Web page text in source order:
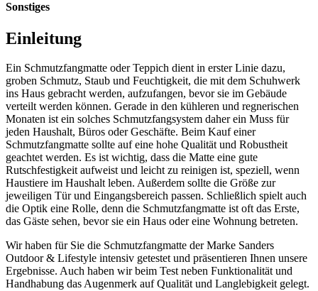
Sonstiges
Einleitung
Ein Schmutzfangmatte oder Teppich dient in erster Linie dazu,
groben Schmutz, Staub und Feuchtigkeit, die mit dem Schuhwerk
ins Haus gebracht werden, aufzufangen, bevor sie im Gebäude
verteilt werden können. Gerade in den kühleren und regnerischen
Monaten ist ein solches Schmutzfangsystem daher ein Muss für
jeden Haushalt, Büros oder Geschäfte. Beim Kauf einer
Schmutzfangmatte sollte auf eine hohe Qualität und Robustheit
geachtet werden. Es ist wichtig, dass die Matte eine gute
Rutschfestigkeit aufweist und leicht zu reinigen ist, speziell, wenn
Haustiere im Haushalt leben. Außerdem sollte die Größe zur
jeweiligen Tür und Eingangsbereich passen. Schließlich spielt auch
die Optik eine Rolle, denn die Schmutzfangmatte ist oft das Erste,
das Gäste sehen, bevor sie ein Haus oder eine Wohnung betreten.
Wir haben für Sie die Schmutzfangmatte der Marke Sanders
Outdoor & Lifestyle intensiv getestet und präsentieren Ihnen unsere
Ergebnisse. Auch haben wir beim Test neben Funktionalität und
Handhabung das Augenmerk auf Qualität und Langlebigkeit gelegt.